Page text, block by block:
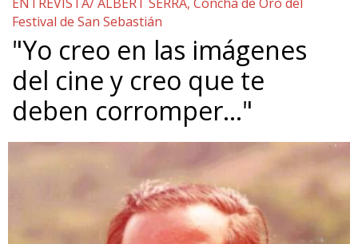
Festival de San Sebastián
"Yo creo en las imágenes
del cine y creo que te
deben corromper…"